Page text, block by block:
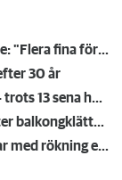
Kompisdealen blev verklighet – 40 år senare: "Flera fina fördelar med att dela bostad"
30 år
Värdens miss gör att hyresgäst får bo kvar – trots 13 sena hyror
Naken gängkriminell knivhotade granne efter balkongklättring
Dealen för att bo kvar: Får inte störa grannar med rökning eller utsätta dem för brandfara